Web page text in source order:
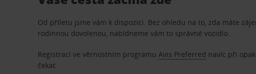
Od příletu jsme vám k dispozici. Bez ohledu na to, zda máte
rodinnou dovolenou, nabídneme vám to správné vozidlo.
Registrací ve věrnostním programuAvis Preferred navíc při
čekat.